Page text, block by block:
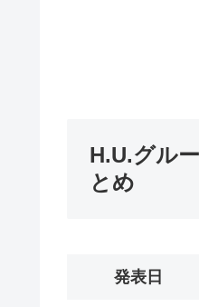
H.U.グル
とめ
発表日